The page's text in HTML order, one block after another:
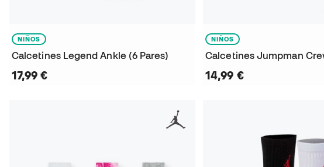
NIÑOS
Calcetines Legend Ankle (6 Pares)
17,99 €
NIÑOS
Calcetines Jumpman
14,99 €